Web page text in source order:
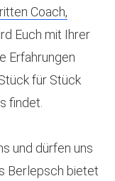
Coach,
Euch mit Ihrer
Erfahrungen
für Stück
findet.
und dürfen uns
Berlepsch bietet